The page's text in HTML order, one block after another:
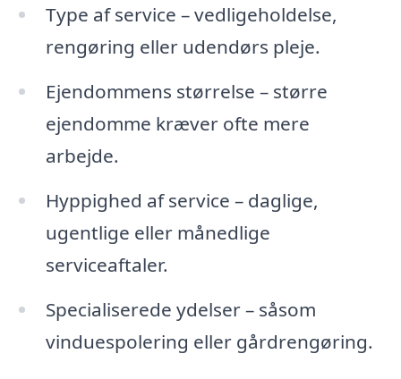
Type af service – vedligeholdelse,
rengøring eller udendørs pleje.
Ejendommens størrelse – større
ejendomme kræver ofte mere
arbejde.
Hyppighed af service – daglige,
ugentlige eller månedlige
serviceaftaler.
Specialiserede ydelser – såsom
vinduespolering eller gårdrengøring.